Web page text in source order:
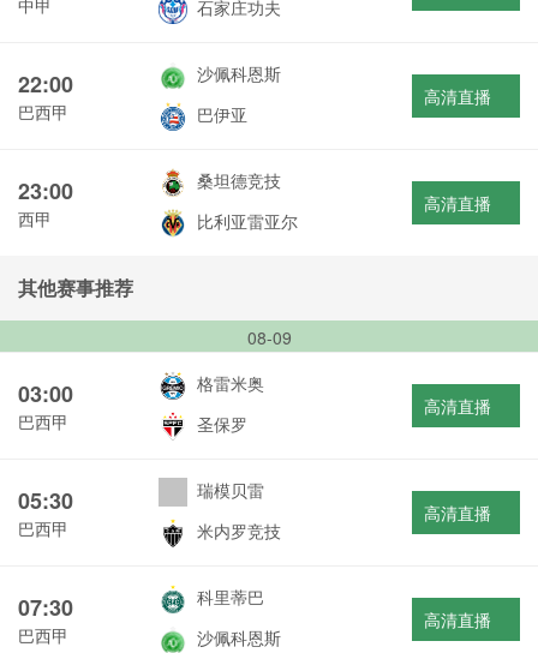
石家庄功夫
22:00
巴西甲
沙佩科恩斯
巴伊亚
高清直播
23:00
西甲
桑坦德竞技
比利亚雷亚尔
高清直播
其他赛事推荐
08-09
03:00
巴西甲
格雷米奥
圣保罗
高清直播
05:30
巴西甲
瑞模贝雷
米内罗竞技
高清直播
07:30
巴西甲
科里蒂巴
沙佩科恩斯
高清直播